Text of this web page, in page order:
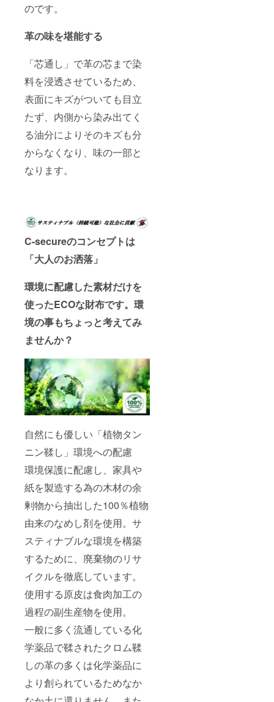
のです。
革の味を堪能する
「芯通し」で革の芯まで染
料を浸透させているため、
表面にキズがついても目立
たず、内側から染み出てく
る油分によりそのキズも分
からなくなり、味の一部と
なります。
C-secureのコンセプトは
「大人のお洒落」
環境に配慮した素材だけを
使ったECOな財布です。環
境の事もちょっと考えてみ
ませんか？
自然にも優しい「植物タン
ニン鞣し」環境への配慮
環境保護に配慮し、家具や
紙を製造する為の木材の余
剰物から抽出した100％植物
由来のなめし剤を使用。サ
スティナブルな環境を構築
するために、廃棄物のリサ
イクルを徹底しています。
使用する原皮は食肉加工の
過程の副生産物を使用。
一般に多く流通している化
学薬品で鞣されたクロム鞣
しの革の多くは化学薬品に
より創られているためなか